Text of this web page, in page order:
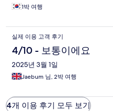
1박 여행
실제 이용 고객 후기
4/10 - 보통이에요
2025년 3월 1일
Jaebum 님, 2박 여행
4개 이용 후기 모두 보기